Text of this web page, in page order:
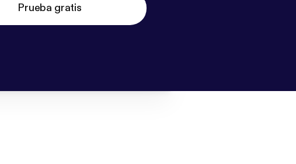
Prueba gratis